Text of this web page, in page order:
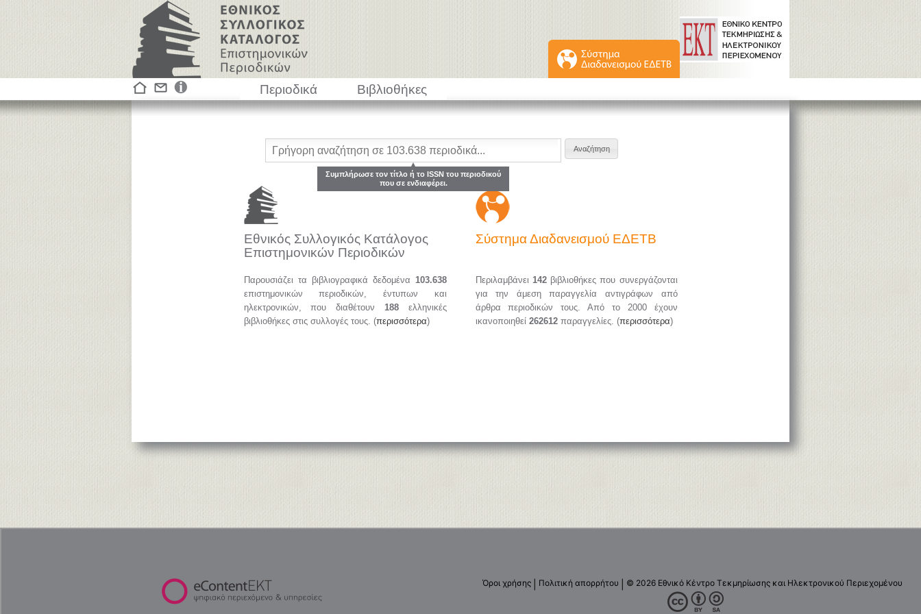
Περιοδικά Βιβλιοθήκες
Εθνικός Συλλογικός Κατάλογος
Επιστημονικών Περιοδικών
Σύστημα Διαδανεισμού ΕΔΕΤΒ
Παρουσιάζει τα βιβλιογραφικά δεδομένα 103.638
επιστημονικών περιοδικών, έντυπων και
ηλεκτρονικών, που διαθέτουν 188ελληνικές
βιβλιοθήκες στις συλλογές τους. (περισσότερα)
Περιλαμβάνει 142βιβλιοθήκες που συνεργάζονται
για την άμεση παραγγελία αντιγράφων από
άρθρα περιοδικών τους. Από το 2000 έχουν
ικανοποιηθεί 262612παραγγελίες. (περισσότερα)
Συμπλήρωσε τον τίτλο ή το ISSN του περιοδικού
που σε ενδιαφέρει.